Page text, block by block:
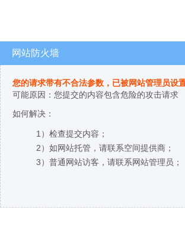
网站防火墙
您的请求带有不合法参数，已被网站管理员设
可能原因：您提交的内容包含危险的攻击请求
如何解决：
1）检查提交内容；
2）如网站托管，请联系空间提供商；
3）普通网站访客，请联系网站管理员；